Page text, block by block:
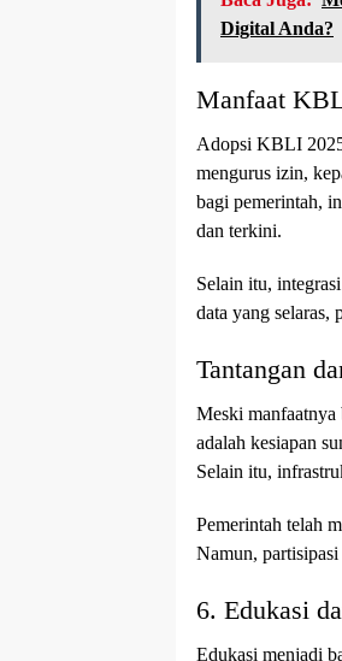
Digital Anda?
Manfaat
Adopsi KBLI
mengurus izin,
bagi pemerintah,
dan terkini.
Selain itu,
data yang selaras,
Tantangan
Meski manfaatnya
adalah kesiapan
Selain itu,
Pemerintah telah
Namun,
6. Edukasi
Edukasi menjadi